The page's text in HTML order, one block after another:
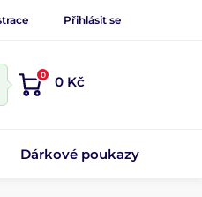
Přihlásit se
0 0 Kč
Dárkové poukazy